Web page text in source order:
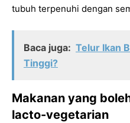
tubuh terpenuhi dengan
Baca juga: Telur Ikan
Tinggi?
Makanan yang
lacto-vegetarian